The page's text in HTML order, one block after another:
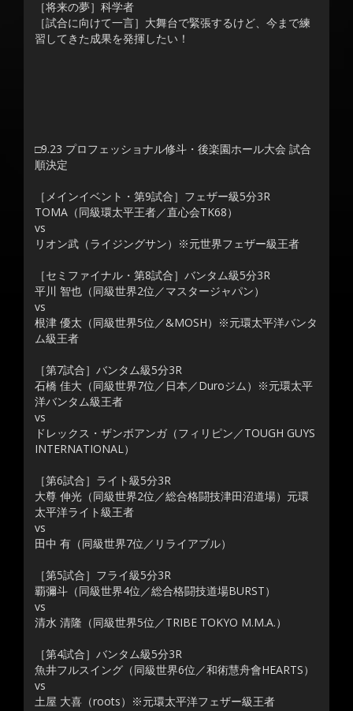
［将来の夢］科学者
［試合に向けて一言］大舞台で緊張するけど、今まで練
習してきた成果を発揮したい！
□9.23 プロフェッショナル修斗・後楽園ホール大会 試合
順決定
［メインイベント・第9試合］フェザー級5分3R
TOMA（同級環太平王者／直心会TK68）
vs
リオン武（ライジングサン）※元世界フェザー級王者
［セミファイナル・第8試合］バンタム級5分3R
平川 智也（同級世界2位／マスタージャパン）
vs
根津 優太（同級世界5位／&MOSH）※元環太平洋バンタ
ム級王者
［第7試合］バンタム級5分3R
石橋 佳大（同級世界7位／日本／Duroジム）※元環太平
洋バンタム級王者
vs
ドレックス・ザンボアンガ（フィリピン／TOUGH GUYS
INTERNATIONAL）
［第6試合］ライト級5分3R
大尊 伸光（同級世界2位／総合格闘技津田沼道場）元環
太平洋ライト級王者
vs
田中 有（同級世界7位／リライアブル）
［第5試合］フライ級5分3R
覇彌斗（同級世界4位／総合格闘技道場BURST）
vs
清水 清隆（同級世界5位／TRIBE TOKYO M.M.A.）
［第4試合］バンタム級5分3R
魚井フルスイング（同級世界6位／和術慧舟會HEARTS）
vs
土屋 大喜（roots）※元環太平洋フェザー級王者